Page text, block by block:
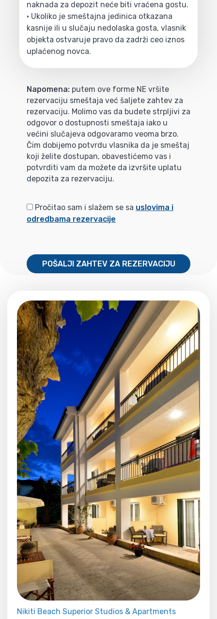
naknada za depozit neće biti vraćena gostu.
• Ukoliko je smeštajna jedinica otkazana
kasnije ili u slučaju nedolaska gosta, vlasnik
objekta ostvaruje pravo da zadrži ceo iznos
uplaćenog novca.
Napomena: putem ove forme NE vršite
rezervaciju smeštaja već šaljete zahtev za
rezervaciju. Molimo vas da budete strpljivi za
odgovor o dostupnosti smeštaja iako u
većini slučajeva odgovaramo veoma brzo.
Čim dobijemo potvrdu vlasnika da je smeštaj
koji želite dostupan, obavestićemo vas i
potvrditi vam da možete da izvršite uplatu
depozita za rezervaciju.
Pročitao sam i slažem se sa uslovima i
odredbama rezervacije
POŠALJI ZAHTEV ZA REZERVACIJU
Nikiti Beach Superior Studios & Apartments